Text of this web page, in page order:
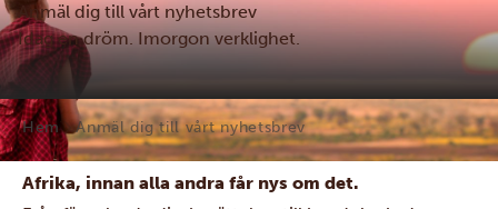
Anmäl dig till vårt nyhetsbrev
Idag en dröm. Imorgon verklighet.
Hem Anmäl dig till vårt nyhetsbrev
Afrika, innan alla andra får nys om det.